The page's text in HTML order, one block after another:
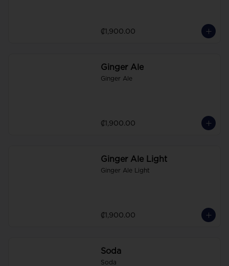
₡1,900.00
Ginger Ale
Ginger Ale
₡1,900.00
Ginger Ale Light
Ginger Ale Light
₡1,900.00
Soda
Soda